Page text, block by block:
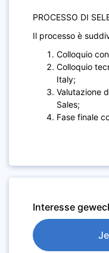
PROCESSO DI
Il processo è
Colloquio
Colloquio
Italy;
Valutazione
Sales;
Fase finale
Interesse